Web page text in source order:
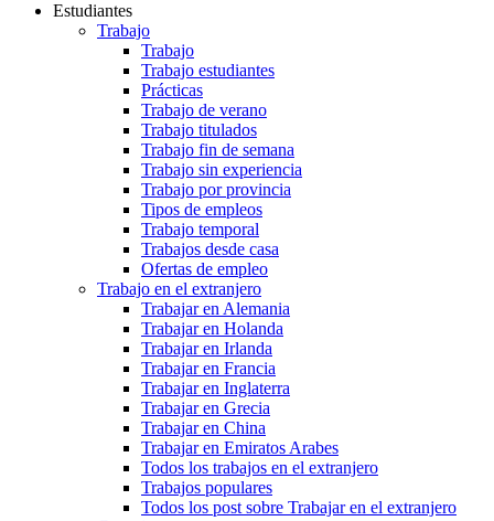
Estudiantes
Trabajo
Trabajo
Trabajo estudiantes
Prácticas
Trabajo de verano
Trabajo titulados
Trabajo fin de semana
Trabajo sin experiencia
Trabajo por provincia
Tipos de empleos
Trabajo temporal
Trabajos desde casa
Ofertas de empleo
Trabajo en el extranjero
Trabajar en Alemania
Trabajar en Holanda
Trabajar en Irlanda
Trabajar en Francia
Trabajar en Inglaterra
Trabajar en Grecia
Trabajar en China
Trabajar en Emiratos Arabes
Todos los trabajos en el extranjero
Trabajos populares
Todos los post sobre Trabajar en el extranjero